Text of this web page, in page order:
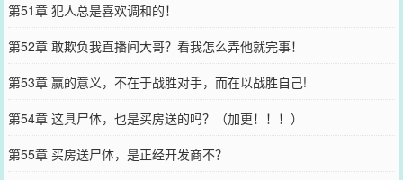
第51章 犯人总是喜欢调和的！
第52章 敢欺负我直播间大哥？看我怎么弄他就完事！
第53章 赢的意义，不在于战胜对手，而在以战胜自己!
第54章 这具尸体，也是买房送的吗？（加更！！！）
第55章 买房送尸体，是正经开发商不？